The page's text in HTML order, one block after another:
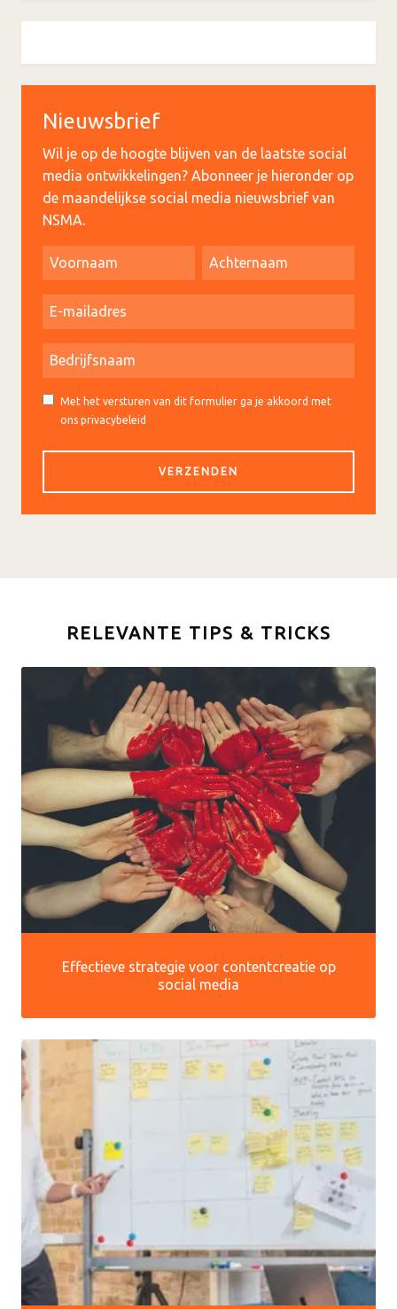
Nieuwsbrief
Wil je op de hoogte blijven van de laatste social
media ontwikkelingen? Abonneer je hieronder op
de maandelijkse social media nieuwsbrief van
NSMA.
Met het versturen van dit formulier ga je akkoord met
ons privacybeleid
RELEVANTE TIPS & TRICKS
Effectieve strategie voor contentcreatie op
social media